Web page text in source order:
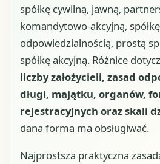
spółkę cywilną, jawną,
komandytowo-akcyjną,
odpowiedzialnością, prostą
spółkę akcyjną. Różnice
liczby założycieli, zasad
długi, majątku, organów,
rejestracyjnych oraz skali
dana forma ma obsługiwać.
Najprostsza praktyczna